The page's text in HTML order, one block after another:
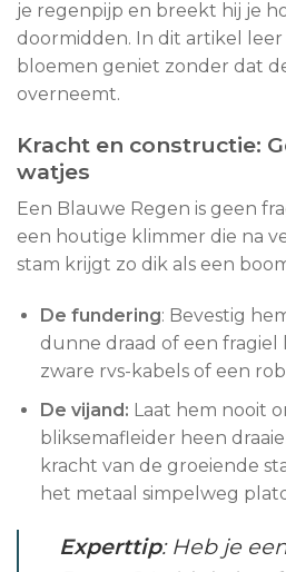
je regenpijp en breekt hij je
doormidden. In dit artikel leer
bloemen geniet zonder dat
overneemt.
Kracht en constructie:
watjes
Een Blauwe Regen is geen
een houtige klimmer die na
stam krijgt zo dik als een
De fundering: Bevestig
dunne draad of een
zware rvs-kabels of een
De vijand: Laat hem nooit
bliksemafleider heen
kracht van de groeiende
het metaal simpelweg
Experttip: Heb je